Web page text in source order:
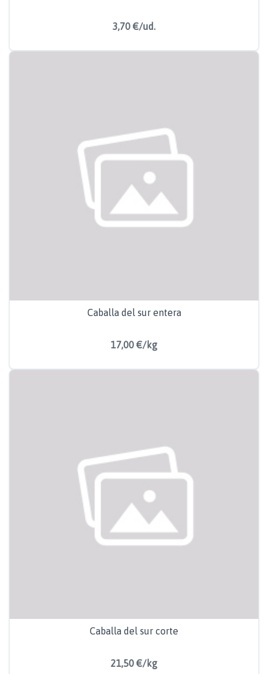
3,70 €/ud.
Caballa del sur entera
17,00 €/kg
Caballa del sur corte
21,50 €/kg